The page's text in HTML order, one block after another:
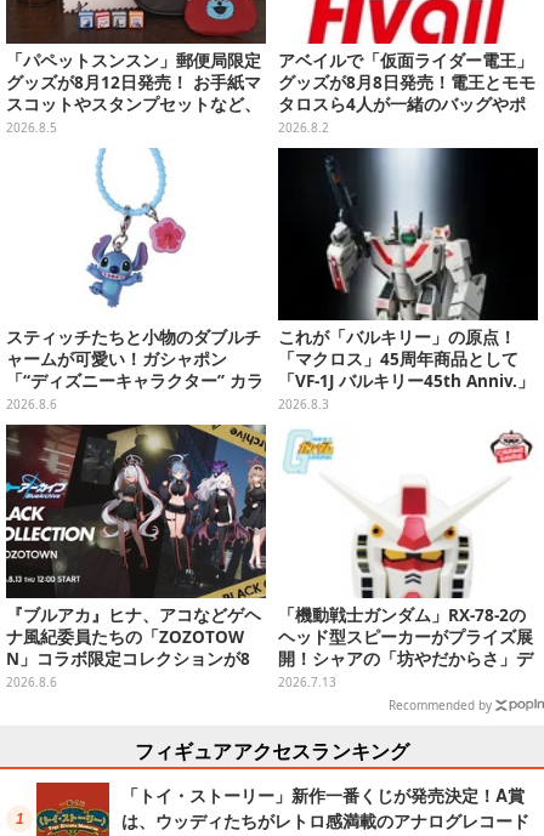
「パペットスンスン」郵便局限定
グッズが8月12日発売！ お手紙マ
スコットやスタンプセットなど、
可愛すぎる全5アイテムがライン
2026.8.5
アベイルで「仮面ライダー電王」
グッズが8月8日発売！電王とモモ
タロスら4人が一緒のバッグやポ
ーチ、収納ボックスも
2026.8.2
スティッチたちと小物のダブルチ
ャームが可愛い！ガシャポン
「“ディズニーキャラクター” カラ
フルマルチチャーム」が発売
2026.8.6
これが「バルキリー」の原点！
「マクロス」45周年商品として
「VF-1J バルキリー45th Anniv.」
が予約開始
2026.8.3
『ブルアカ』ヒナ、アコなどゲヘ
ナ風紀委員たちの「ZOZOTOW
N」コラボ限定コレクションが8
月13日より販売開始
2026.8.6
「機動戦士ガンダム」RX-78-2の
ヘッド型スピーカーがプライズ展
開！シャアの「坊やだからさ」デ
ザインなどオシャレなグラス3種
2026.7.13
Recommended by
フィギュアアクセスランキング
「トイ・ストーリー」新作一番くじが発売決定！A賞
は、ウッディたちがレトロ感満載のアナログレコード